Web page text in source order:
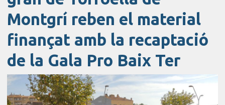
Montgrí reben el material
finançat amb la recaptació
de la Gala Pro Baix Ter